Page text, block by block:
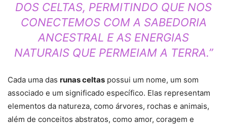
DOS CELTAS, PERMITINDO QUE NOS
CONECTEMOS COM A SABEDORIA
ANCESTRAL E AS ENERGIAS
NATURAIS QUE PERMEIAM A TERRA.”
Cada uma das runas celtas possui um nome, um som
associado e um significado específico. Elas representam
elementos da natureza, como árvores, rochas e animais,
além de conceitos abstratos, como amor, coragem e